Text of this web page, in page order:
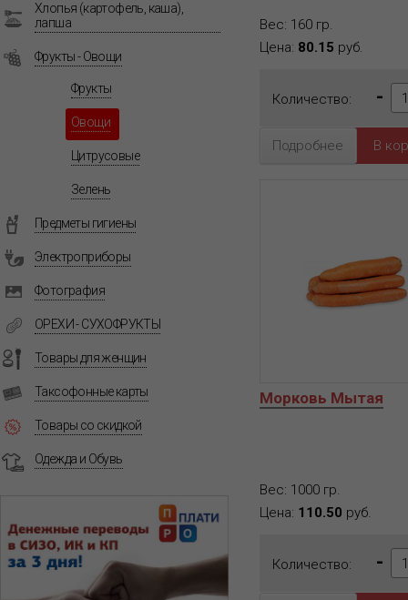
Хлопья (картофель, каша),
лапша
Фрукты - Овощи
Фрукты
Овощи
Цитрусовые
Зелень
Предметы гигиены
Электроприборы
Фотография
ОРЕХИ - СУХОФРУКТЫ
Товары для женщин
Таксофонные карты
Товары со скидкой
Одежда и Обувь
Вес: 160 гр.
Цена: 80.15 руб.
Количество: -
Подробнее
Морковь Мытая
Вес: 1000 гр.
Цена: 110.50 руб.
Количество: -